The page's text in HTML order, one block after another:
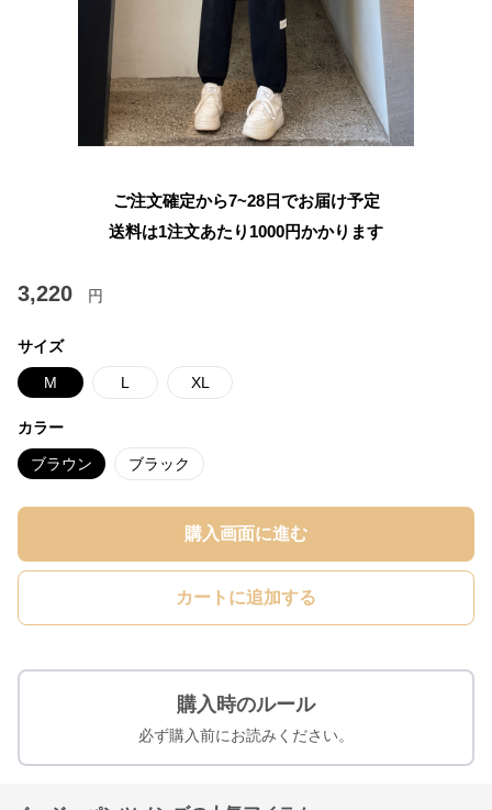
ご注文確定から7~28日でお届け予定
送料は1注文あたり 1000円かかります
3,220 円
サイズ
M L XL
カラー
ブラウン ブラック
購入画面に進む
カートに追加する
購入時のルール
必ず購入前にお読みください。